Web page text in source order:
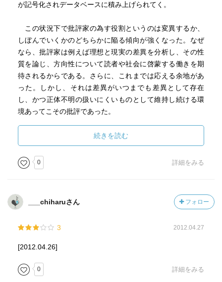
が記号化されデータベースに積み上げられてく。
この状況下で批評家の為す役割というのは変異するか、
しぼんでいくかのどちらかに陥る傾向が強くなった。なぜ
なら、批評家は例えば理想と現実の差異を分析し、その性
質を論じ、方向性について読者や社会に啓蒙する働きを期
待されるからである。さらに、これまでは応える余地があ
った。しかし、それは差異がいつまでも差異として存在
し、かつ正体不明の扱いにくいものとして維持し続ける環
境あってこその批評であった。
2つの前提が成立すると、批評家のその役割は縮小し、０
に向かって限りなく収束することになる。ここにおいて著
者の2人のスタンスは異なる。それでも社会に啓蒙する役割
の可能性を信じる大塚と可能性を信じない東とである。
2つの前提がこれから一層その傾向を強めたときに、批評
家の飯の種である差異は一般的な存在から個人的なレベル
いと言うことである。はたしてそのときに極めて個人的な
得たとしても、すぐにその差異は記号化され、批評家の叫
びとは無関係に修正・アレンジされていく。いわば、記号
続きを読む
0 詳細をみる
___chiharuさん フォロー
3 2012.04.27
[2012.04.26]
0 詳細をみる